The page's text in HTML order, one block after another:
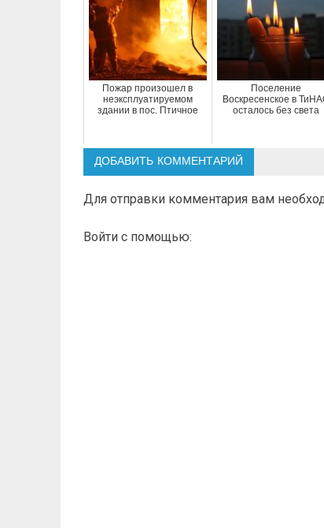
Пожар произошел в
неэксплуатируемом
здании в пос. Птичное
Поселение
Воскресенское в
осталось без света
ДОБАВИТЬ КОММЕНТАРИЙ
Для отправки комментария вам
Войти с помощью: